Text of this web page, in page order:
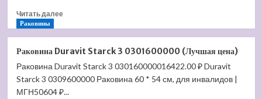
(Лучшая
Читать далееПрочитать
Раковина
Villeroy
&
Boch
O'Novo
Раковины
Раковина Duravit Starck 3 0301600000 (Лучшая цена)
Раковина Duravit Starck 3 030160000016422.00 ₽ Duravit
Starck 3 0309600000 Раковина 60 * 54 см, для инвалидов |
МГН50604 ₽...